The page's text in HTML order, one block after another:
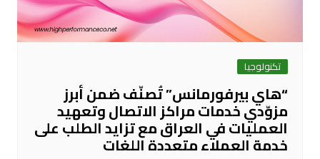
تكنولوجيا
“هاي بيرفورمانس” تُصنّف ضمن أبرز
مزوّدي خدمات مراكز الاتصال وتعهيد
العمليات في العراق مع تزايد الطلب على
خدمة العملاء متعددة اللغات